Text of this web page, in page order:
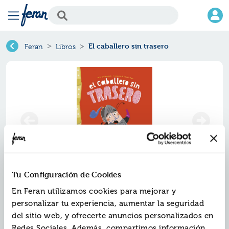
Tu Configuración de Cookies
En Feran utilizamos cookies para mejorar y
personalizar tu experiencia, aumentar la seguridad
del sitio web, y ofrecerte anuncios personalizados en
Feran Libros El caballero sin trasero
El caballero sin trasero
Ref. ZMV-9110411
9788419110411